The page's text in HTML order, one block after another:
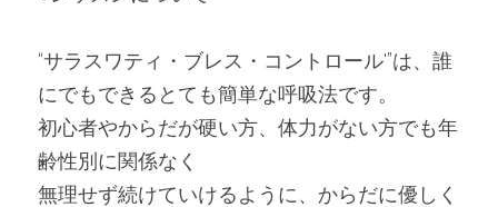
“サラスワティ・ブレス・コントロール'”は、誰
にでもできるとても簡単な呼吸法です。
初心者やからだが硬い方、体力がない方でも年
齢性別に関係なく
無理せず続けていけるように、からだに優しく